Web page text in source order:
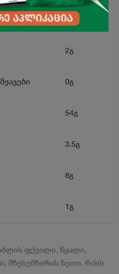
270კკალ
2გ
0გ
54გ
3.5გ
8გ
1გ
ფქვილი, წყალი,
მზესუმზირის ზეთი, რძის